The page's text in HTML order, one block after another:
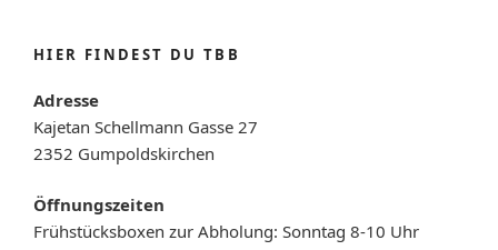
HIER FINDEST DU TBB
Adresse
Kajetan Schellmann Gasse 27
2352 Gumpoldskirchen
Öffnungszeiten
Frühstücksboxen zur Abholung: Sonntag 8-10 Uhr